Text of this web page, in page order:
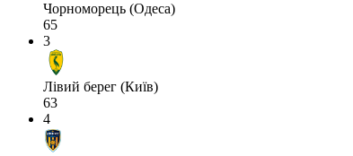
Чорноморець (Одеса)
65
3
Лівий берег (Київ)
63
4